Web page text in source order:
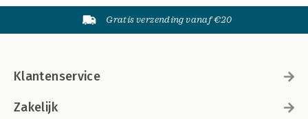
Gratis verzending vanaf €20
Klantenservice
Zakelijk